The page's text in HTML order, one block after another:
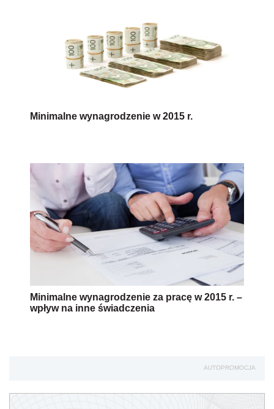
Minimalne wynagrodzenie w 2015 r.
Minimalne wynagrodzenie za pracę w 2015 r. –
wpływ na inne świadczenia
AUTOPROMOCJA